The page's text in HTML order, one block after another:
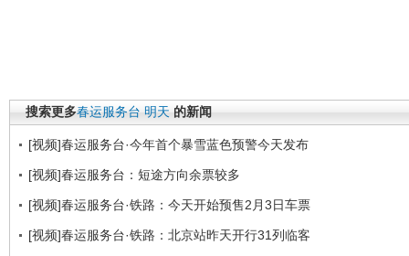
搜索更多春运服务台 明天 的新闻
[视频]春运服务台·今年首个暴雪蓝色预警今天发布
[视频]春运服务台：短途方向余票较多
[视频]春运服务台·铁路：今天开始预售2月3日车票
[视频]春运服务台·铁路：北京站昨天开行31列临客